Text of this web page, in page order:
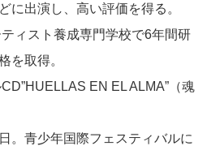
に出演し、高い評価を得る。
ィスト養成専門学校で6年間研
を取得。
EN EL ALMA”（魂
。青少年国際フェスティバルに